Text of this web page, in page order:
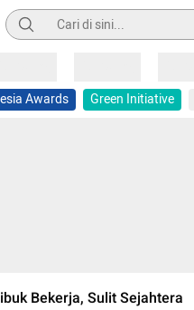
Pencarian
Awards Green Initiative
Bekerja, Sulit Sejahtera